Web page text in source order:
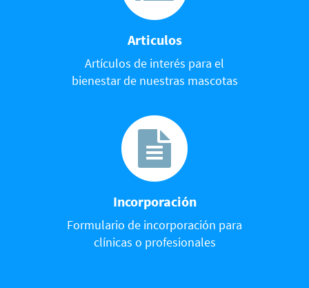
Articulos
Artículos de interés para el
bienestar de nuestras mascotas
Incorporación
Formulario de incorporación para
clínicas o profesionales